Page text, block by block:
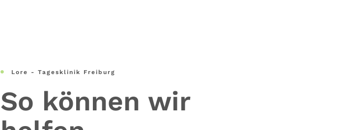
 Lore - Tagesklinik Freiburg
So können wir